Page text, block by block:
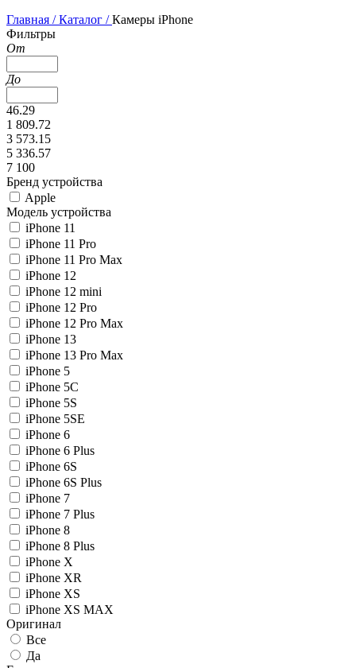
Главная /Каталог /Камеры iPhone
Фильтры
От
До
46.29
1 809.72
3 573.15
5 336.57
7 100
Бренд устройства
Apple
Модель устройства
iPhone 11
iPhone 11 Pro
iPhone 11 Pro Max
iPhone 12
iPhone 12 mini
iPhone 12 Pro
iPhone 12 Pro Max
iPhone 13
iPhone 13 Pro Max
iPhone 5
iPhone 5C
iPhone 5S
iPhone 5SE
iPhone 6
iPhone 6 Plus
iPhone 6S
iPhone 6S Plus
iPhone 7
iPhone 7 Plus
iPhone 8
iPhone 8 Plus
iPhone X
iPhone XR
iPhone XS
iPhone XS MAX
Оригинал
Все
Да